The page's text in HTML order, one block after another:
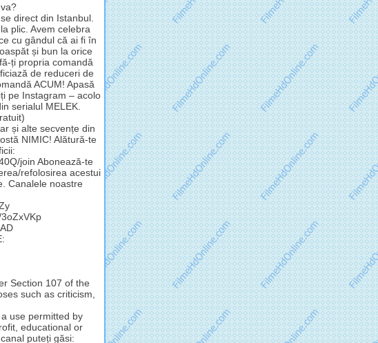
direct din Istanbul.
plic. Avem celebra
cu gândul că ai fi în
și bun la orice
ți propria comandă
de reduceri de
ACUM! Apasă
pe Instagram – acolo
serialul MELEK.
și alte secvențe din
NIMIC! Alătură-te
join Abonează-te
refolosirea acestui
Canalele noastre
Section 107 of the
such as criticism,
use permitted by
educational or
puteți găsi: